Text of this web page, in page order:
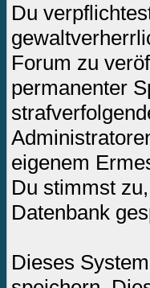
Du
Forum zu
permanenter
eigenem
Du stimmst
Datenbank
Dieses